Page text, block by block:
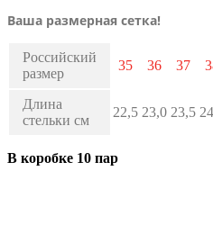
Ваша размерная сетка!
Российский
размер
35 36 37
Длина
стельки см
22,5 23,0 23,5
В коробке 10 пар